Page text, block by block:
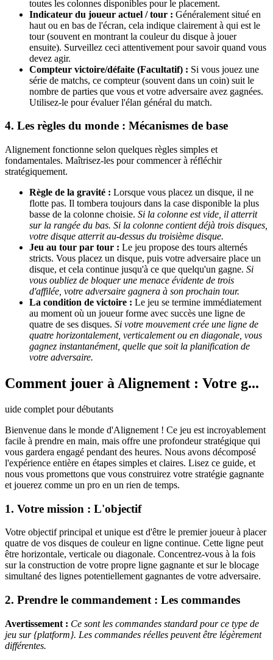
toutes les colonnes disponibles pour le placement.
Indicateur du joueur actuel / tour : Généralement situé en
haut ou en bas de l'écran, cela indique clairement à qui est le
tour (souvent en montrant la couleur du disque à jouer
ensuite). Surveillez ceci attentivement pour savoir quand vous
devez agir.
Compteur victoire/défaite (Facultatif) : Si vous jouez une
série de matchs, ce compteur (souvent dans un coin) suit le
nombre de parties que vous et votre adversaire avez gagnées.
Utilisez-le pour évaluer l'élan général du match.
4. Les règles du monde : Mécanismes de base
Alignement fonctionne selon quelques règles simples et
fondamentales. Maîtrisez-les pour commencer à réfléchir
stratégiquement.
Règle de la gravité : Lorsque vous placez un disque, il ne
flotte pas. Il tombera toujours dans la case disponible la plus
basse de la colonne choisie. Si la colonne est vide, il atterrit
sur la rangée du bas. Si la colonne contient déjà trois disques,
votre disque atterrit au-dessus du troisième disque.
Jeu au tour par tour : Le jeu propose des tours alternés
stricts. Vous placez un disque, puis votre adversaire place un
disque, et cela continue jusqu'à ce que quelqu'un gagne. Si
vous oubliez de bloquer une menace évidente de trois
d'affilée, votre adversaire gagnera à son prochain tour.
La condition de victoire : Le jeu se termine immédiatement
au moment où un joueur forme avec succès une ligne de
quatre de ses disques. Si votre mouvement crée une ligne de
quatre horizontalement, verticalement ou en diagonale, vous
gagnez instantanément, quelle que soit la planification de
votre adversaire.
Comment jouer à Alignement : Votre g...
uide complet pour débutants
Bienvenue dans le monde d'Alignement ! Ce jeu est incroyablement
facile à prendre en main, mais offre une profondeur stratégique qui
vous gardera engagé pendant des heures. Nous avons décomposé
l'expérience entière en étapes simples et claires. Lisez ce guide, et
nous vous promettons que vous construirez votre stratégie gagnante
et jouerez comme un pro en un rien de temps.
1. Votre mission : L'objectif
Votre objectif principal et unique est d'être le premier joueur à placer
quatre de vos disques de couleur en ligne continue. Cette ligne peut
être horizontale, verticale ou diagonale. Concentrez-vous à la fois
sur la construction de votre propre ligne gagnante et sur le blocage
simultané des lignes potentiellement gagnantes de votre adversaire.
2. Prendre le commandement : Les commandes
Avertissement : Ce sont les commandes standard pour ce type de
jeu sur {platform}. Les commandes réelles peuvent être légèrement
différentes.